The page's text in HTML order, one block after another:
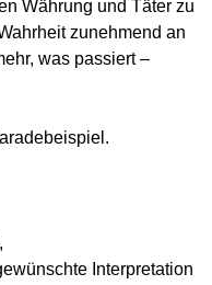
Währung und Täter zu
zunehmend an
was passiert –
Interpretation